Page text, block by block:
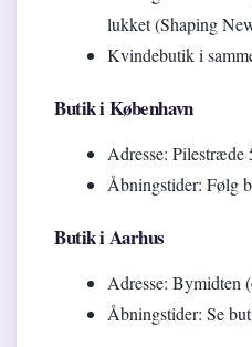
lukket (Shaping
Kvindebutik i
Butik i København
Adresse:
Åbningstider: Følg
Butik i Aarhus
Adresse: Bymidten
Åbningstider: Se